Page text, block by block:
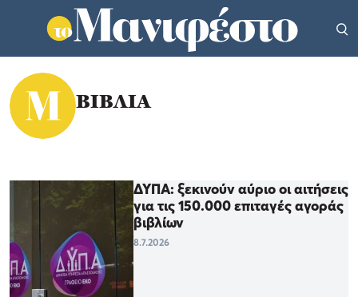
ΒΙΒΛΙΑ
ΔΥΠΑ: ξεκινούν αύριο οι αιτήσεις
για τις 150.000 επιταγές αγοράς
βιβλίων
8.7.2026